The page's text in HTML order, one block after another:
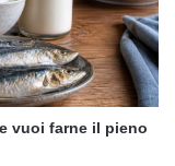
vuoi farne il pieno